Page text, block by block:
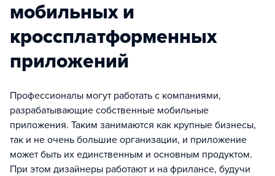
мобильных и
кроссплатформенных
приложений
Профессионалы могут работать с компаниями,
разрабатывающие собственные мобильные
приложения. Таким занимаются как крупные бизнесы,
так и не очень большие организации, и приложение
может быть их единственным и основным продуктом.
При этом дизайнеры работают и на фрилансе, будучи